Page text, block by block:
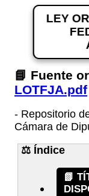
LEY
📘 Fuente
LOTFJA.pdf
- Repositorio
Cámara de
⚖️ Índice
📗
LEY